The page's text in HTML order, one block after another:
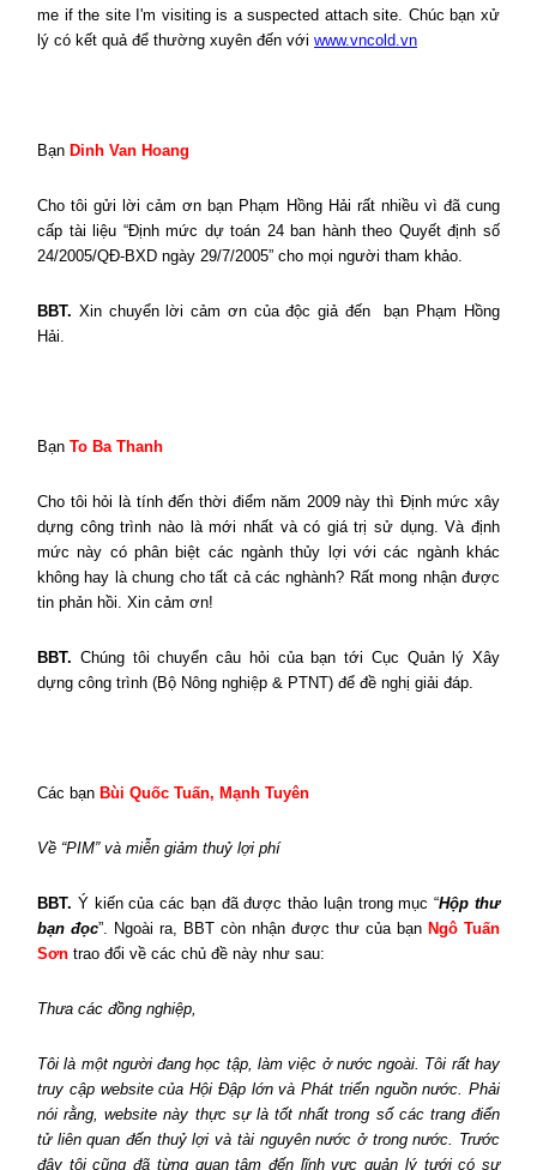
me if the site I'm visiting is a suspected attach site. Chúc bạn xử
lý có kết quả để thường xuyên đến với www.vncold.vn
Bạn Dinh Van Hoang
Cho tôi gửi lời cảm ơn bạn Phạm Hồng Hải rất nhiều vì đã cung
cấp tài liệu “Định mức dự toán 24 ban hành theo Quyết định số
24/2005/QĐ-BXD ngày 29/7/2005” cho mọi người tham khảo.
BBT. Xin chuyển lời cảm ơn của độc giả đến
bạn Phạm Hồng
Hải.
Bạn To Ba Thanh
Cho tôi hỏi là tính đến thời điểm năm 2009 này thì Định mức xây
dựng công trình nào là mới nhất và có giá trị sử dụng. Và định
mức này có phân biệt các ngành thủy lợi với các ngành khác
không hay là chung cho tất cả các nghành? Rất mong nhận được
tin phản hồi. Xin cảm ơn!
BBT. Chúng tôi chuyển câu hỏi của bạn tới Cục Quản lý Xây
dựng công trình (Bộ Nông nghiệp & PTNT) để đề nghị giải đáp.
Các bạn Bùi Quốc Tuấn, Mạnh Tuyên
Về “PIM” và miễn giảm thuỷ lợi phí
BBT. Ý kiến của các bạn đã được thảo luận trong mục “Hộp thư
bạn đọc”. Ngoài ra, BBT còn nhận được thư của bạn Ngô Tuấn
Sơn trao đổi về các chủ đề này như sau:
Thưa các đồng nghiệp,
Tôi là một người đang học tập, làm việc ở nước ngoài. Tôi rất hay
truy cập website của Hội Đập lớn và Phát triển nguồn nước. Phải
nói rằng, website này thực sự là tốt nhất trong số các trang điển
tử liên quan đến thuỷ lợi và tài nguyên nước ở trong nước. Trước
đây tôi cũng đã từng quan tâm đến lĩnh vực quản lý tưới có sự